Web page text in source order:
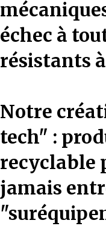
échec à
résistants
Notre
tech" :
recyclable
jamais